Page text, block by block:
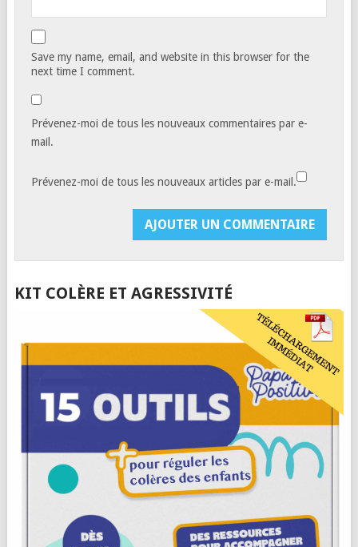
Save my name, email, and website in this browser for the
next time I comment.
Prévenez-moi de tous les nouveaux commentaires par e-
mail.
Prévenez-moi de tous les nouveaux articles par e-mail.
KIT COLÈRE ET AGRESSIVITÉ